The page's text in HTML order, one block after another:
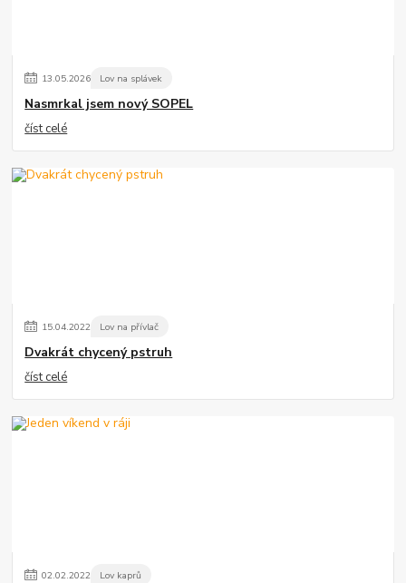
13.05.2026 Lov na splávek
Nasmrkal jsem nový SOPEL
číst celé
15.04.2022 Lov na přívlač
Dvakrát chycený pstruh
číst celé
02.02.2022 Lov kaprů